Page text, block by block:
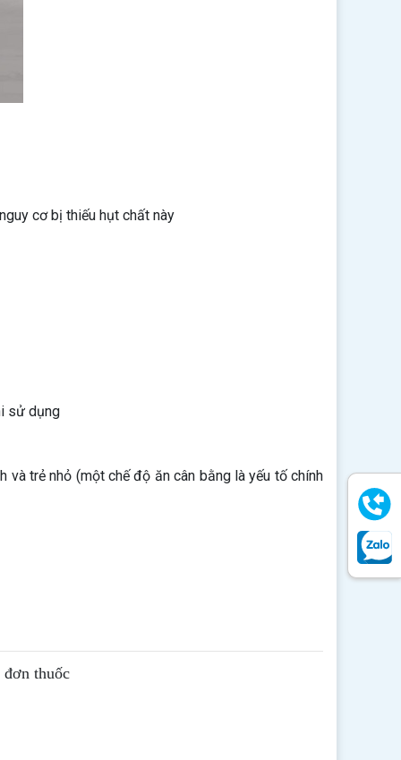
cơ bị thiếu hụt chất này
sử dụng
và trẻ nhỏ (một chế độ ăn cân bằng là yếu tố chính
đơn thuốc